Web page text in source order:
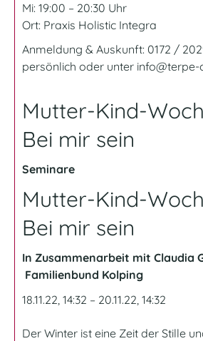
Mi: 19:00 – 20:30 Uhr
Ort: Praxis Holistic Integra
Anmeldung & Auskunft: 0172 /
persönlich oder unter info@terpe-
Mutter-Kind-
Bei mir sein
Seminare
Mutter-Kind-
Bei mir sein
In Zusammenarbeit mit Claudia
Familienbund Kolping
18.11.22, 14:32 – 20.11.22, 14:32
Der Winter ist eine Zeit der Stille